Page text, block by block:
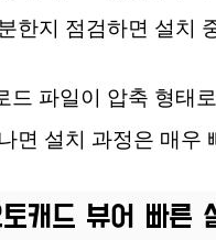
한지 점검하면 설치
드 파일이 압축 형태
면 설치 과정은 매우
캐드 뷰어 빠른